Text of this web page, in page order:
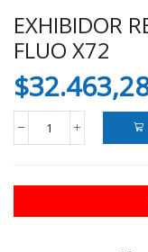
EXHIBIDOR
FLUO X72
$
EXHIBIDOR
RESALTADOR
FINO
X72